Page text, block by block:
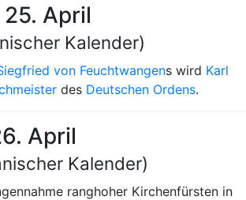
April
Kalender)
von Feuchtwangens wird Karl
des Deutschen Ordens.
April
Kalender)
ranghoher Kirchenfürsten in